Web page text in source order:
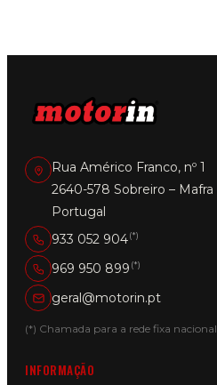
Rua Américo Franco, nº 1
2640-578 Sobreiro – Mafra
Portugal
933 052 904(*)
969 950 899 (*)
geral@motorin.pt
(*) Chamada para a rede fixa nacional
INFORMAÇÃO